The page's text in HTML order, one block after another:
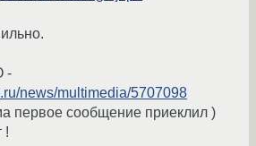
-
news/multimedia/5707098
первое сообщение приеклил )
!